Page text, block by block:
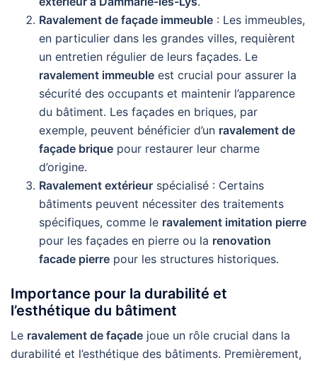
Ravalement de façade immeuble : Les immeubles,
en particulier dans les grandes villes, requièrent
un entretien régulier de leurs façades. Le
ravalement immeuble est crucial pour assurer la
sécurité des occupants et maintenir l’apparence
du bâtiment. Les façades en briques, par
exemple, peuvent bénéficier d’un ravalement de
façade brique pour restaurer leur charme
d’origine.
Ravalement extérieur spécialisé : Certains
bâtiments peuvent nécessiter des traitements
spécifiques, comme le ravalement imitation pierre
pour les façades en pierre ou la renovation
facade pierre pour les structures historiques.
Importance pour la durabilité et
l’esthétique du bâtiment
Le ravalement de façade joue un rôle crucial dans la
durabilité et l’esthétique des bâtiments. Premièrement,